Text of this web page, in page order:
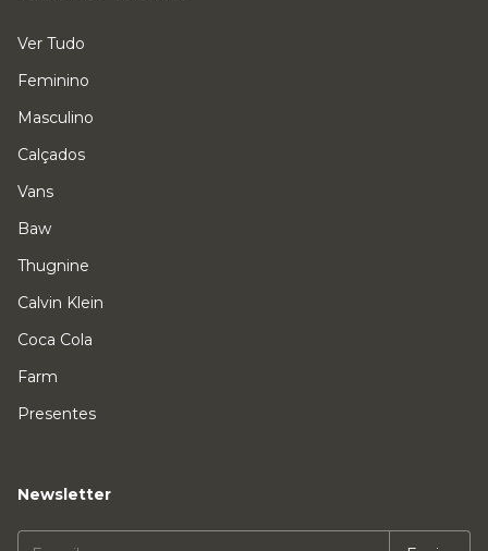
Ver Tudo
Feminino
Masculino
Calçados
Vans
Baw
Thugnine
Calvin Klein
Coca Cola
Farm
Presentes
Newsletter